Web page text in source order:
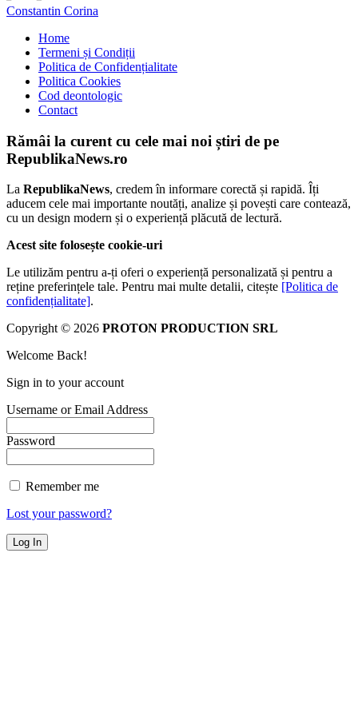
Constantin Corina
Home
Termeni și Condiții
Politica de Confidențialitate
Politica Cookies
Cod deontologic
Contact
Rămâi la curent cu cele mai noi știri de pe
RepublikaNews.ro
La RepublikaNews, credem în informare corectă și rapidă. Îți
aducem cele mai importante noutăți, analize și povești care contează,
cu un design modern și o experiență plăcută de lectură.
Acest site folosește cookie-uri
Le utilizăm pentru a-ți oferi o experiență personalizată și pentru a
reține preferințele tale. Pentru mai multe detalii, citește [Politica de
confidențialitate].
Copyright © 2026 PROTON PRODUCTION SRL
Welcome Back!
Sign in to your account
Username or Email Address
Password
Remember me
Lost your password?